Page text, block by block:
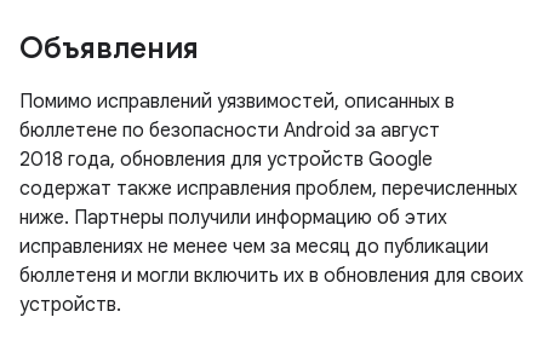
Объявления
Помимо исправлений уязвимостей, описанных в
бюллетене по безопасности Android за август
2018 года, обновления для устройств Google
содержат также исправления проблем, перечисленных
ниже. Партнеры получили информацию об этих
исправлениях не менее чем за месяц до публикации
бюллетеня и могли включить их в обновления для своих
устройств.